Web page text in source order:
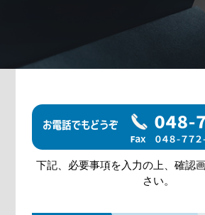
下記、必要事項を入力の上、確認
さい。